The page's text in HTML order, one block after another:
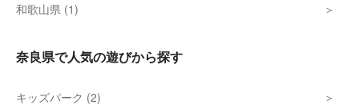
和歌山県 (1)
奈良県で人気の遊びから探す
キッズパーク (2)